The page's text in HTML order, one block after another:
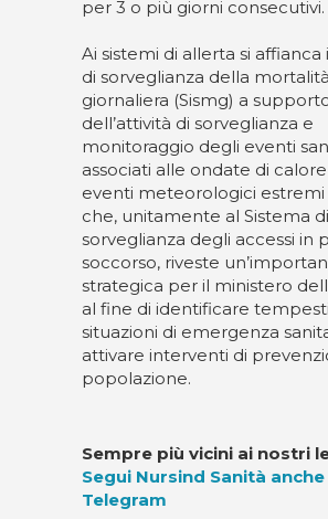
per 3 o più giorni consecutivi.
Ai sistemi di allerta si affianca
di sorveglianza della mortalità
giornaliera (Sismg) a
dell’attività di sorveglianza e
monitoraggio degli eventi
associati alle ondate di
eventi meteorologici estremi
che, unitamente al Sistema di
sorveglianza degli accessi in
soccorso, riveste
strategica per il ministero
al fine di identificare
situazioni di emergenza
attivare interventi di
popolazione.
Sempre più vicini ai nostri
Segui Nursind Sanità anche
Telegram